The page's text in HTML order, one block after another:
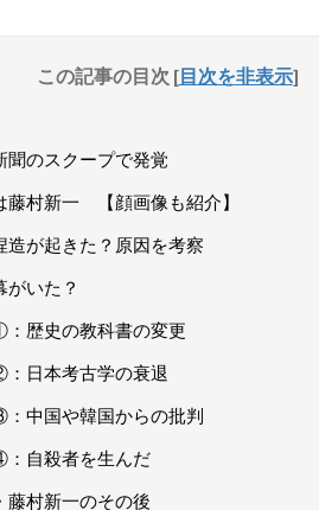
この記事の目次 [目次を非表示]
聞のスクープで発覚
藤村新一 【顔画像も紹介】
造が起きた？原因を考察
がいた？
歴史の教科書の変更
日本考古学の衰退
中国や韓国からの批判
自殺者を生んだ
藤村新一のその後